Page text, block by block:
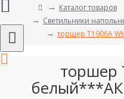
Каталог товаров
Светильники
торшер T1906A
торшер